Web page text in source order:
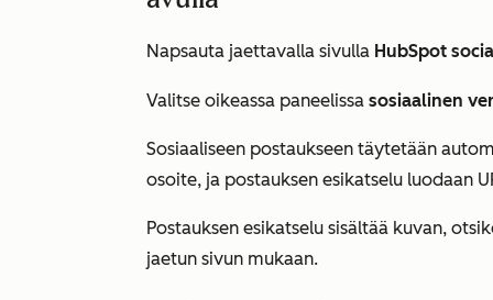
Napsauta jaettavalla sivulla HubSpot
Valitse oikeassa paneelissa sosiaalinen
Sosiaaliseen postaukseen täytetään
osoite, ja postauksen esikatselu luodaan
Postauksen esikatselu sisältää kuvan,
jaetun sivun mukaan.